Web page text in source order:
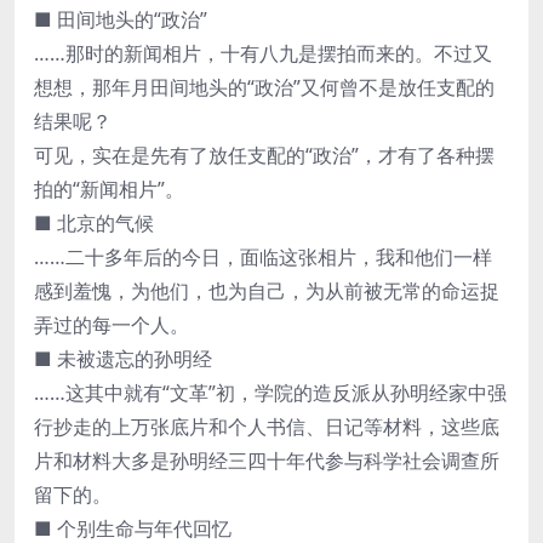
■ 田间地头的“政治”
……那时的新闻相片，十有八九是摆拍而来的。不过又
想想，那年月田间地头的“政治”又何曾不是放任支配的
结果呢？
可见，实在是先有了放任支配的“政治”，才有了各种摆
拍的“新闻相片”。
■ 北京的气候
……二十多年后的今日，面临这张相片，我和他们一样
感到羞愧，为他们，也为自己，为从前被无常的命运捉
弄过的每一个人。
■ 未被遗忘的孙明经
……这其中就有“文革”初，学院的造反派从孙明经家中强
行抄走的上万张底片和个人书信、日记等材料，这些底
片和材料大多是孙明经三四十年代参与科学社会调查所
留下的。
■ 个别生命与年代回忆